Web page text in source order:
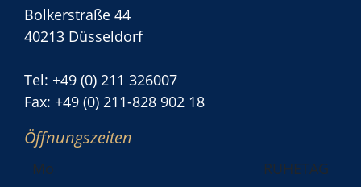
Bolkerstraße 44
40213 Düsseldorf
Tel: +49 (0) 211 326007
Fax: +49 (0) 211-828 902 18
Öffnungszeiten
Mo
RUHETAG